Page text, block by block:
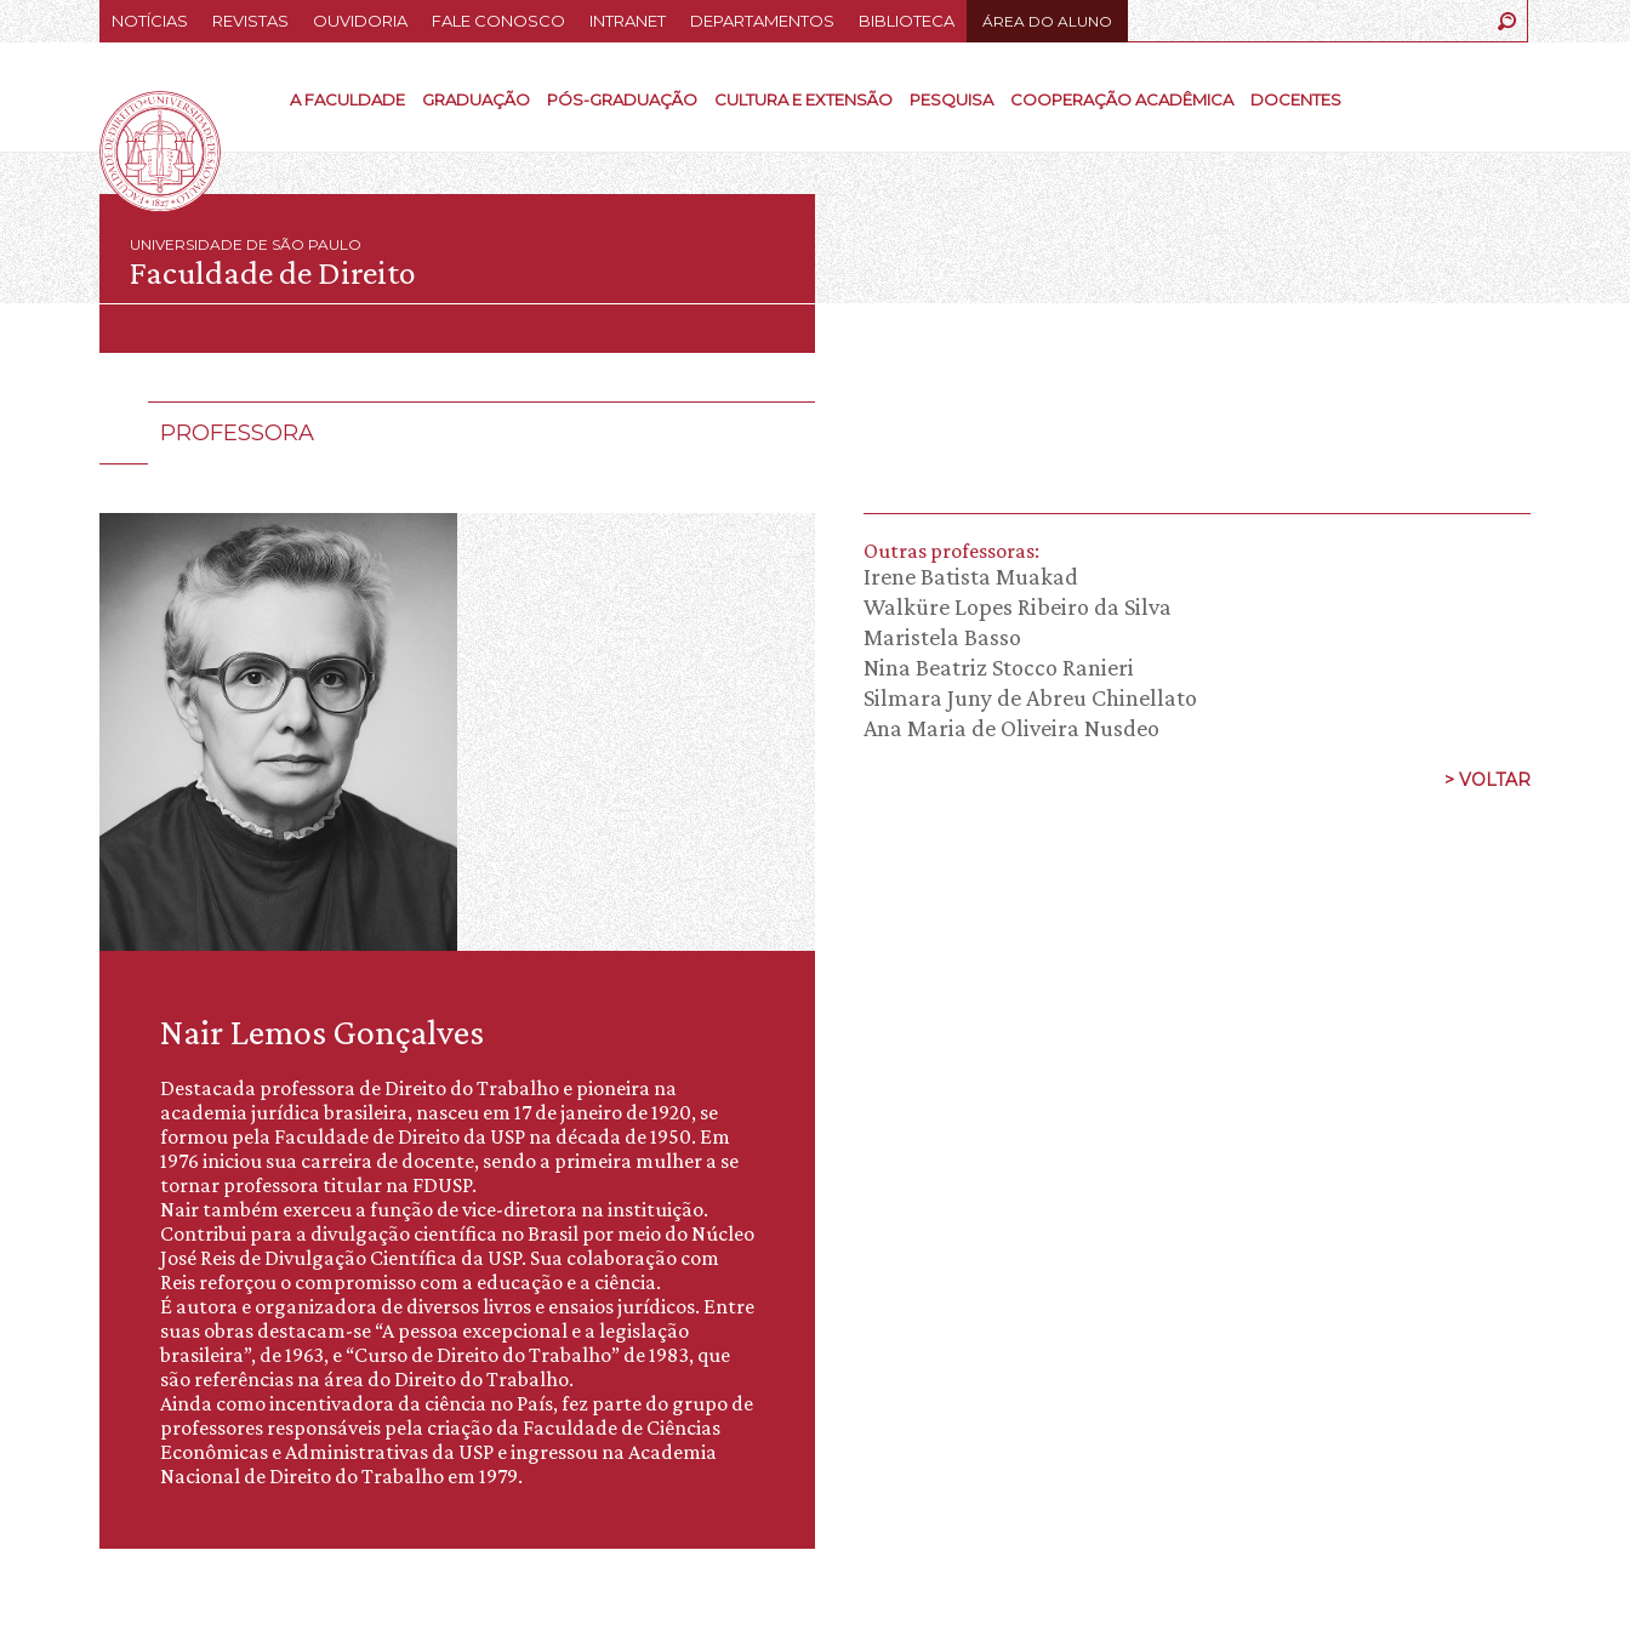
NOTÍCIAS REVISTAS OUVIDORIA FALE CONOSCO INTRANET DEPARTAMENTOS BIBLIOTECA ÁREA DO ALUNO
A FACULDADE GRADUAÇÃO PÓS-GRADUAÇÃO CULTURA E EXTENSÃO PESQUISA COOPERAÇÃO ACADÊMICA DOCENTES
UNIVERSIDADE DE SÃO PAULO
Faculdade de Direito
PROFESSORA
Nair Lemos Gonçalves
Destacada professora de Direito do Trabalho e pioneira na
academia jurídica brasileira, nasceu em 17 de janeiro de 1920, se
formou pela Faculdade de Direito da USP na década de 1950. Em
1976 iniciou sua carreira de docente, sendo a primeira mulher a se
tornar professora titular na FDUSP.
Nair também exerceu a função de vice-diretora na instituição.
Contribui para a divulgação científica no Brasil por meio do Núcleo
José Reis de Divulgação Científica da USP. Sua colaboração com
Reis reforçou o compromisso com a educação e a ciência.
É autora e organizadora de diversos livros e ensaios jurídicos. Entre
suas obras destacam-se “A pessoa excepcional e a legislação
brasileira”, de 1963, e “Curso de Direito do Trabalho” de 1983, que
são referências na área do Direito do Trabalho.
Ainda como incentivadora da ciência no País, fez parte do grupo de
professores responsáveis pela criação da Faculdade de Ciências
Econômicas e Administrativas da USP e ingressou na Academia
Nacional de Direito do Trabalho em 1979.
Outras professoras:
Irene Batista Muakad
Walküre Lopes Ribeiro da Silva
Maristela Basso
Nina Beatriz Stocco Ranieri
Silmara Juny de Abreu Chinellato
Ana Maria de Oliveira Nusdeo
> VOLTAR